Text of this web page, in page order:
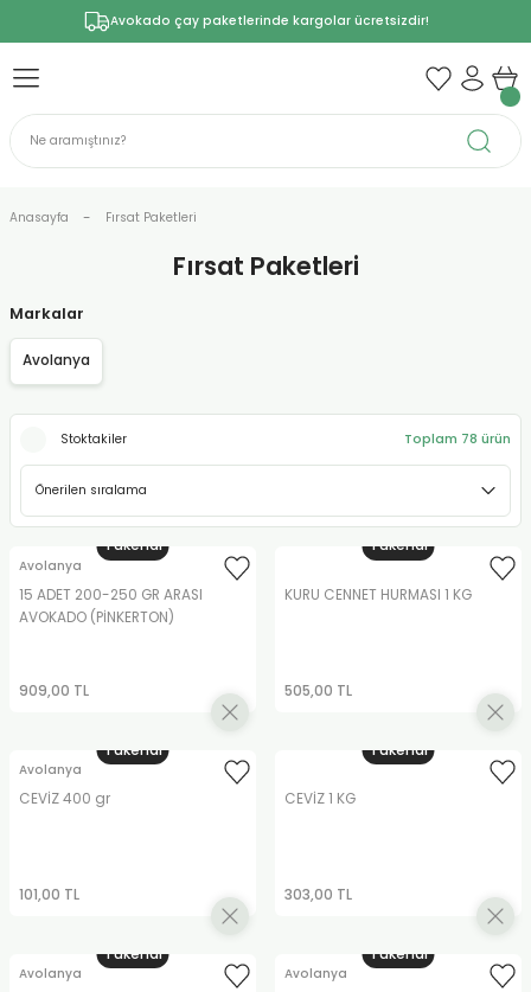
Avokado çay paketlerinde kargolar ücretsizdir!
Anasayfa Fırsat Paketleri
Fırsat Paketleri
Markalar
Avolanya
Stoktakiler Toplam 78 ürün
Tükendi
Avolanya
15 ADET 200-250 GR ARASI
AVOKADO (PİNKERTON)
909,00 TL
Tükendi
KURU CENNET HURMASI 1 KG
505,00 TL
Tükendi
Avolanya
CEVİZ 400 gr
101,00 TL
Tükendi
CEVİZ 1 KG
303,00 TL
Tükendi
Avolanya
Tükendi
Avolanya